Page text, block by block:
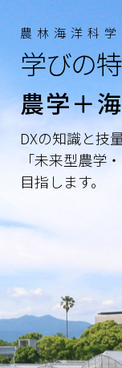
農林海洋科学
学びの
農学＋
DXの知識と技
「未来型農学
目指します。